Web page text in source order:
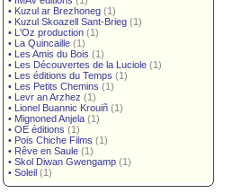
• Kuzul ar Brezhoneg (1)
• Kuzul Skoazell Sant-Brieg (1)
• L'Oz production (1)
• La Quincaille (1)
• Les Amis du Bois (1)
• Les Découvertes de la Luciole (1)
• Les éditions du Temps (1)
• Les Petits Chemins (1)
• Levr an Arzhez (1)
• Lionel Buannic Krouiñ (1)
• Mignoned Anjela (1)
• OE éditions (1)
• Pois Chiche Films (1)
• Rêve en Saule (1)
• Skol Diwan Gwengamp (1)
• Soleil (1)